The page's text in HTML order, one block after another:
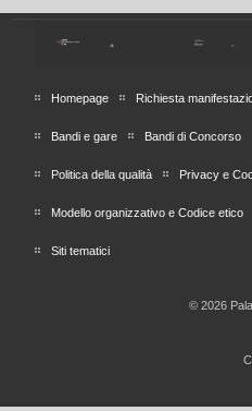
Homepage Richiesta
Bandi e gare Bandi di Concorso
Politica della qualità Privacy e
Modello organizzativo e Codice etico
Siti tematici
© 2026